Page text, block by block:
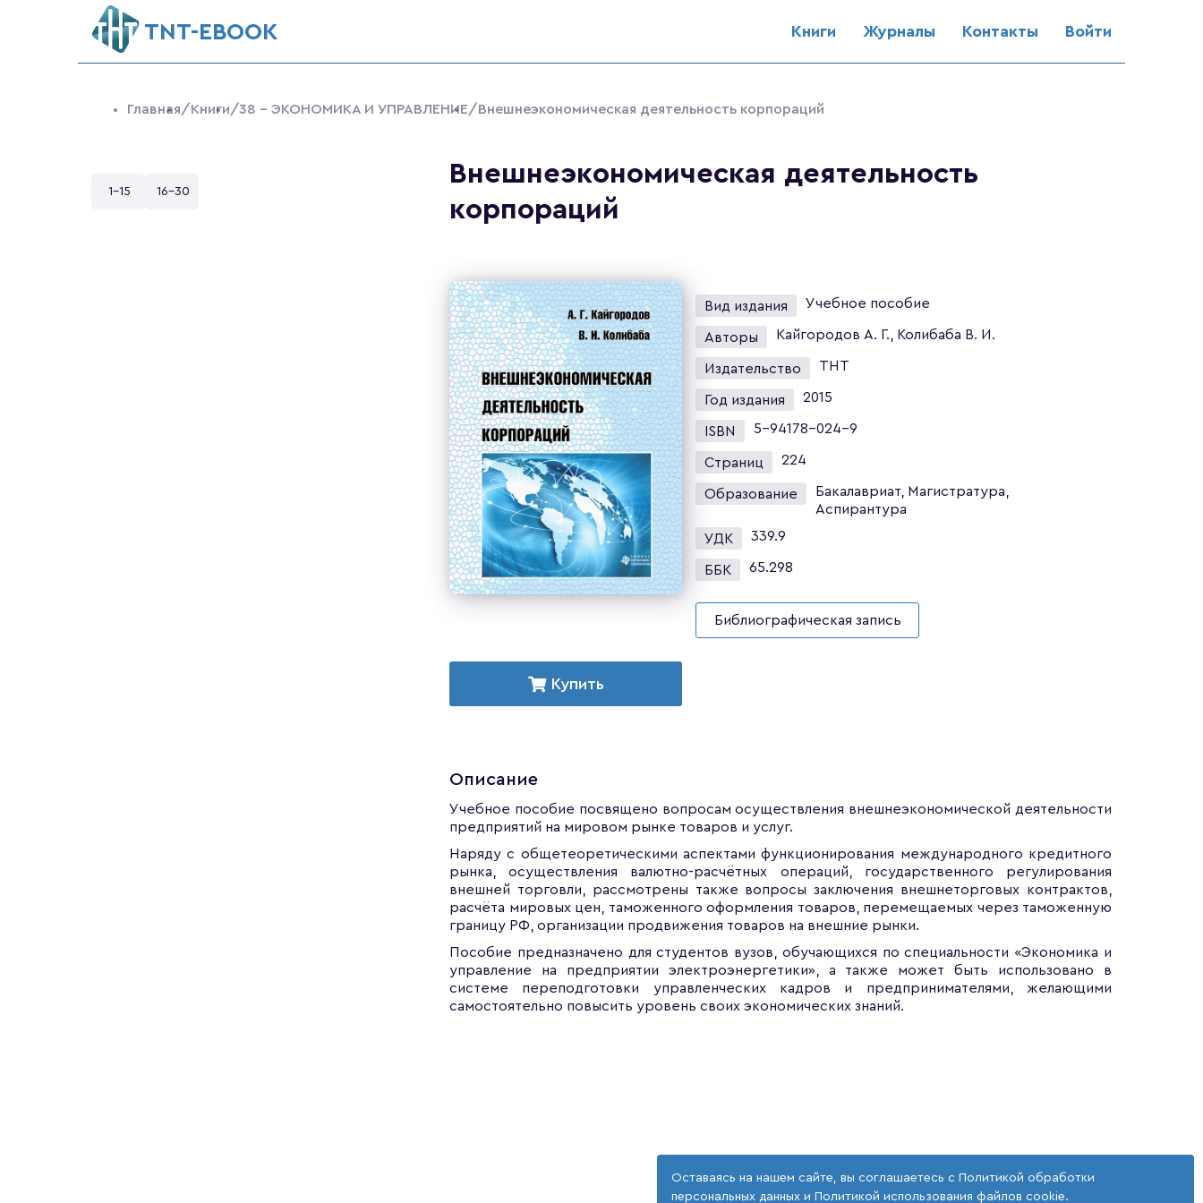
ТNT-EBOOK Книги Журналы Контакты Войти
Главная/Книги/38 - ЭКОНОМИКА И УПРАВЛЕНИЕ/Внешнеэкономическая деятельность корпораций
1-15 16-30
Внешнеэкономическая деятельность
корпораций
Купить
Вид издания Учебное пособие
Авторы Кайгородов А. Г., Колибаба В. И.
Издательство ТНТ
Год издания 2015
ISBN 5-94178-024-9
Страниц 224
Образование
Бакалавриат, Магистратура,
Аспирантура
УДК 339.9
ББК 65.298
Библиографическая запись
Описание
Учебное пособие посвящено вопросам осуществления внешнеэкономической деятельности
предприятий на мировом рынке товаров и услуг.
Наряду с общетеоретическими аспектами функционирования международного кредитного
рынка, осуществления валютно-расчётных операций, государственного регулирования
внешней торговли, рассмотрены также вопросы заключения внешнеторговых контрактов,
расчёта мировых цен, таможенного оформления товаров, перемещаемых через таможенную
границу РФ, организации продвижения товаров на внешние рынки.
Пособие предназначено для студентов вузов, обучающихся по специальности «Экономика и
управление на предприятии электроэнергетики», а также может быть использовано в
системе переподготовки управленческих кадров и предпринимателями, желающими
самостоятельно повысить уровень своих экономических знаний.
Оставаясь на нашем сайте, вы соглашаетесь с Политикой обработки
персональных данных и Политикой использования файлов cookie.